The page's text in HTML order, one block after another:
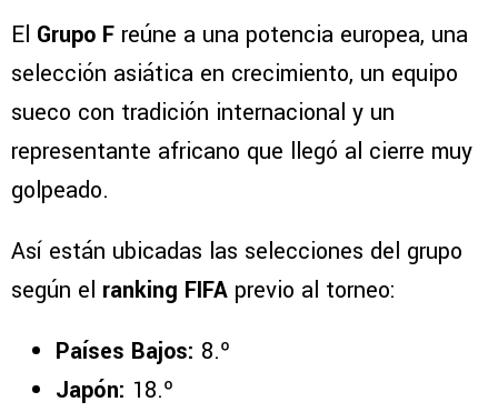
El Grupo F reúne a una potencia europea, una
selección asiática en crecimiento, un equipo
sueco con tradición internacional y un
representante africano que llegó al cierre muy
golpeado.
Así están ubicadas las selecciones del grupo
según el ranking FIFA previo al torneo:
Países Bajos: 8.º
Japón: 18.º